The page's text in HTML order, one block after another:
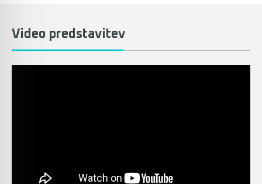
Video predstavitev
Akumulatorski grelnik vode
Akumulatorska mikrovalovna pečica